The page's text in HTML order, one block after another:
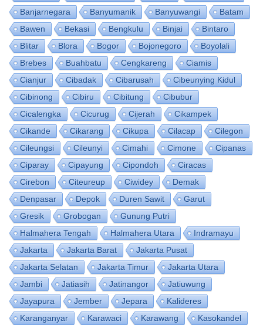
Banjarnegara
Banyumanik Banyuwangi
Batam
Bawen
Bekasi Bengkulu Binjai
Bintaro
Blitar
Blora Bogor Bojonegoro
Boyolali
Brebes
Buahbatu Cengkareng
Ciamis
Cianjur
Cibadak Cibarusah
Cibeunying Kidul
Cibinong
Cibiru Cibitung
Cibubur
Cicalengka
Cicurug Cijerah
Cikampek
Cikande
Cikarang Cikupa Cilacap
Cilegon
Cileungsi
Cileunyi Cimahi Cimone
Cipanas
Ciparay
Cipayung Cipondoh
Ciracas
Cirebon
Citeureup Ciwidey
Demak
Denpasar
Depok Duren Sawit
Garut
Gresik
Grobogan
Gunung Putri
Halmahera Tengah
Halmahera Utara
Indramayu
Jakarta
Jakarta Barat
Jakarta Pusat
Jakarta Selatan
Jakarta Timur
Jakarta Utara
Jambi
Jatiasih Jatinangor
Jatiuwung
Jayapura
Jember Jepara
Kalideres
Karanganyar
Karawaci Karawang
Kasokandel